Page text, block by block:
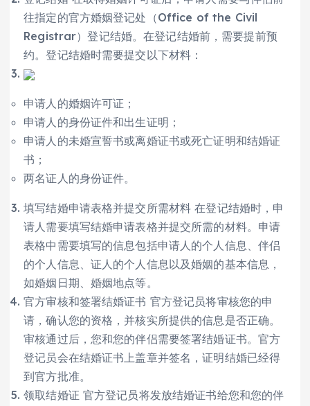
往指定的官方婚姻登记处（Office of the Civil
Registrar）登记结婚。在登记结婚前，需要提前预
约。登记结婚时需要提交以下材料：
申请人的婚姻许可证；
申请人的身份证件和出生证明；
申请人的未婚宣誓书或离婚证书或死亡证明和结婚证
书；
两名证人的身份证件。
填写结婚申请表格并提交所需材料 在登记结婚时，申
请人需要填写结婚申请表格并提交所需的材料。申请
表格中需要填写的信息包括申请人的个人信息、伴侣
的个人信息、证人的个人信息以及婚姻的基本信息，
如婚姻日期、婚姻地点等。
官方审核和签署结婚证书 官方登记员将审核您的申
请，确认您的资格，并核实所提供的信息是否正确。
审核通过后，您和您的伴侣需要签署结婚证书。官方
登记员会在结婚证书上盖章并签名，证明结婚已经得
到官方批准。
领取结婚证 官方登记员将发放结婚证书给您和您的伴